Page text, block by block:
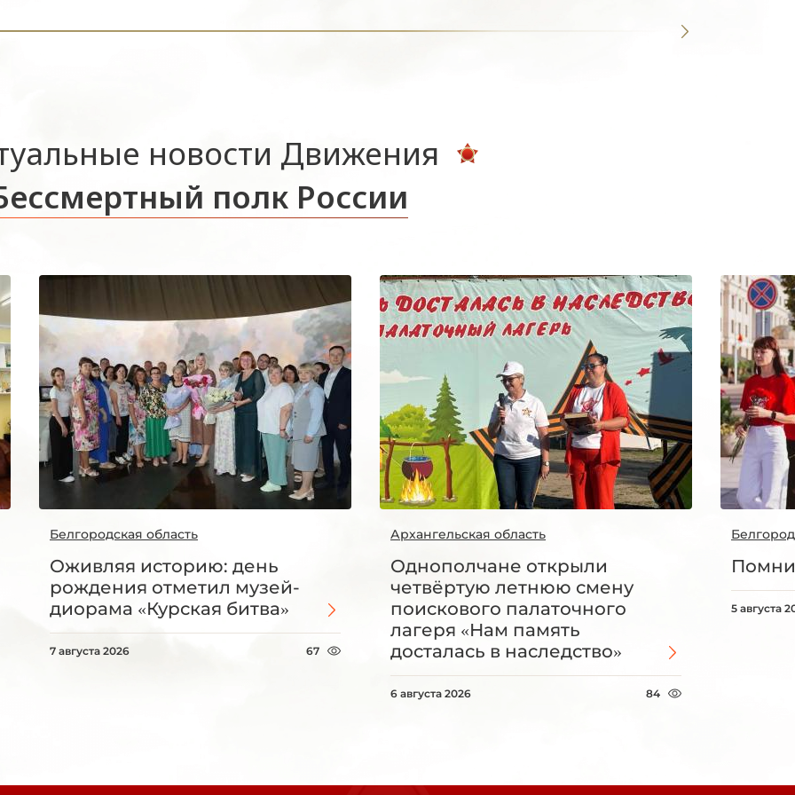
новости Движения
полк России
Белгородская область
Оживляя историю: день
рождения отметил музей-
диорама «Курская битва»
7 августа 2026 67
Архангельская область
Однополчане открыли
четвёртую летнюю смену
поискового палаточного
лагеря «Нам память
досталась в наследство»
6 августа 2026 84
5 августа